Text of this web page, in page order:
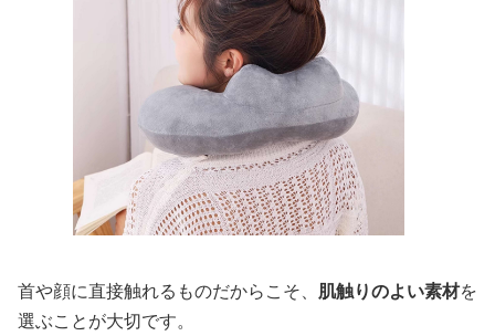
首や顔に直接触れるものだからこそ、 肌触りのよい素材を
選ぶことが大切です。